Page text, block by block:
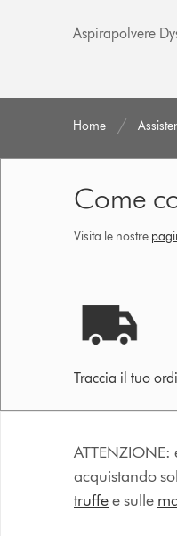
Aspirapolvere
Home
Come
Visita le nostre
Traccia il tuo
acquistando
truffee sulle